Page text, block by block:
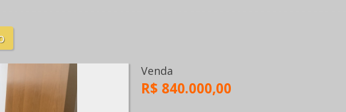
Venda
R$ 840.000,00